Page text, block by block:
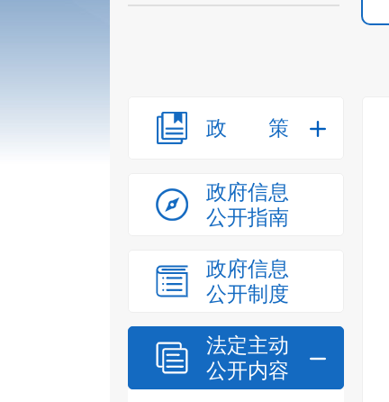
政策
政府信息
公开指南
政府信息
公开制度
法定主动
公开内容